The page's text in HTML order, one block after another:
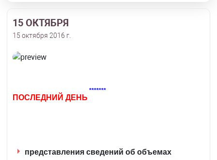
15 ОКТЯБРЯ
15 октября 2016 г.
ПОСЛЕДНИЙ ДЕНЬ
*******
представления сведений об объемах